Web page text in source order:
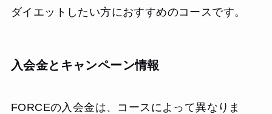
ダイエットしたい方におすすめのコースです。
入会金とキャンペーン情報
FORCEの入会金は、コースによって異なりま